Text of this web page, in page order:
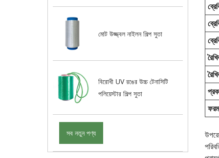
মোট উজ্জ্বল নাইলন শিল্প সুতা
বিরোধী UV রঙের উচ্চ টেনাসিটি
পলিয়েস্টার শিল্প সুতা
সব নতুন পণ্য